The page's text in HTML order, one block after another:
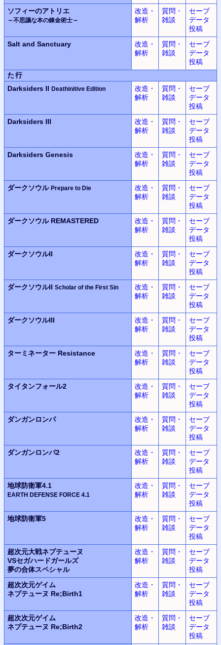
ソフィーのアトリエ
～不思議な本の錬金術士～
改造・
解析
質問・
雑談
セーブ
データ
投稿
Salt and Sanctuary
改造・
解析
質問・
雑談
セーブ
データ
投稿
た行
Darksiders II Deathinitive Edition
改造・
解析
質問・
雑談
セーブ
データ
投稿
Darksiders III
改造・
解析
質問・
雑談
セーブ
データ
投稿
Darksiders Genesis
改造・
解析
質問・
雑談
セーブ
データ
投稿
ダークソウル Prepare to Die
改造・
解析
質問・
雑談
セーブ
データ
投稿
ダークソウル REMASTERED
改造・
解析
質問・
雑談
セーブ
データ
投稿
ダークソウルII
改造・
解析
質問・
雑談
セーブ
データ
投稿
ダークソウルII Scholar of the First Sin
改造・
解析
質問・
雑談
セーブ
データ
投稿
ダークソウルIII
改造・
解析
質問・
雑談
セーブ
データ
投稿
ターミネーター Resistance
改造・
解析
質問・
雑談
セーブ
データ
投稿
タイタンフォール2
改造・
解析
質問・
雑談
セーブ
データ
投稿
ダンガンロンパ
改造・
解析
質問・
雑談
セーブ
データ
投稿
ダンガンロンパ2
改造・
解析
質問・
雑談
セーブ
データ
投稿
地球防衛軍4.1
EARTH DEFENSE FORCE 4.1
改造・
解析
質問・
雑談
セーブ
データ
投稿
地球防衛軍5
改造・
解析
質問・
雑談
セーブ
データ
投稿
超次元大戦ネプテューヌ
VSセガハードガールズ
夢の合体スペシャル
改造・
解析
質問・
雑談
セーブ
データ
投稿
超次次元ゲイム
ネプテューヌ Re;Birth1
改造・
解析
質問・
雑談
セーブ
データ
投稿
超次次元ゲイム
ネプテューヌ Re;Birth2
改造・
解析
質問・
雑談
セーブ
データ
投稿